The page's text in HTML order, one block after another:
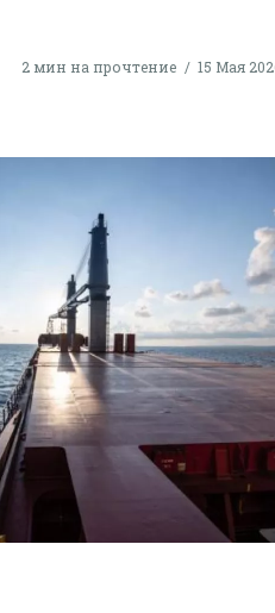
2 мин на прочтение 15 Мая